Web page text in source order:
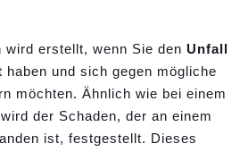
wird erstellt, wenn Sie den Unfall
haben und sich gegen mögliche
möchten. Ähnlich wie bei einem
wird der Schaden, der an einem
ist, festgestellt. Dieses